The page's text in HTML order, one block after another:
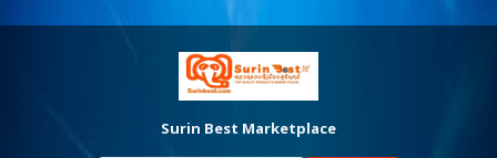
Surin Best Marketplace